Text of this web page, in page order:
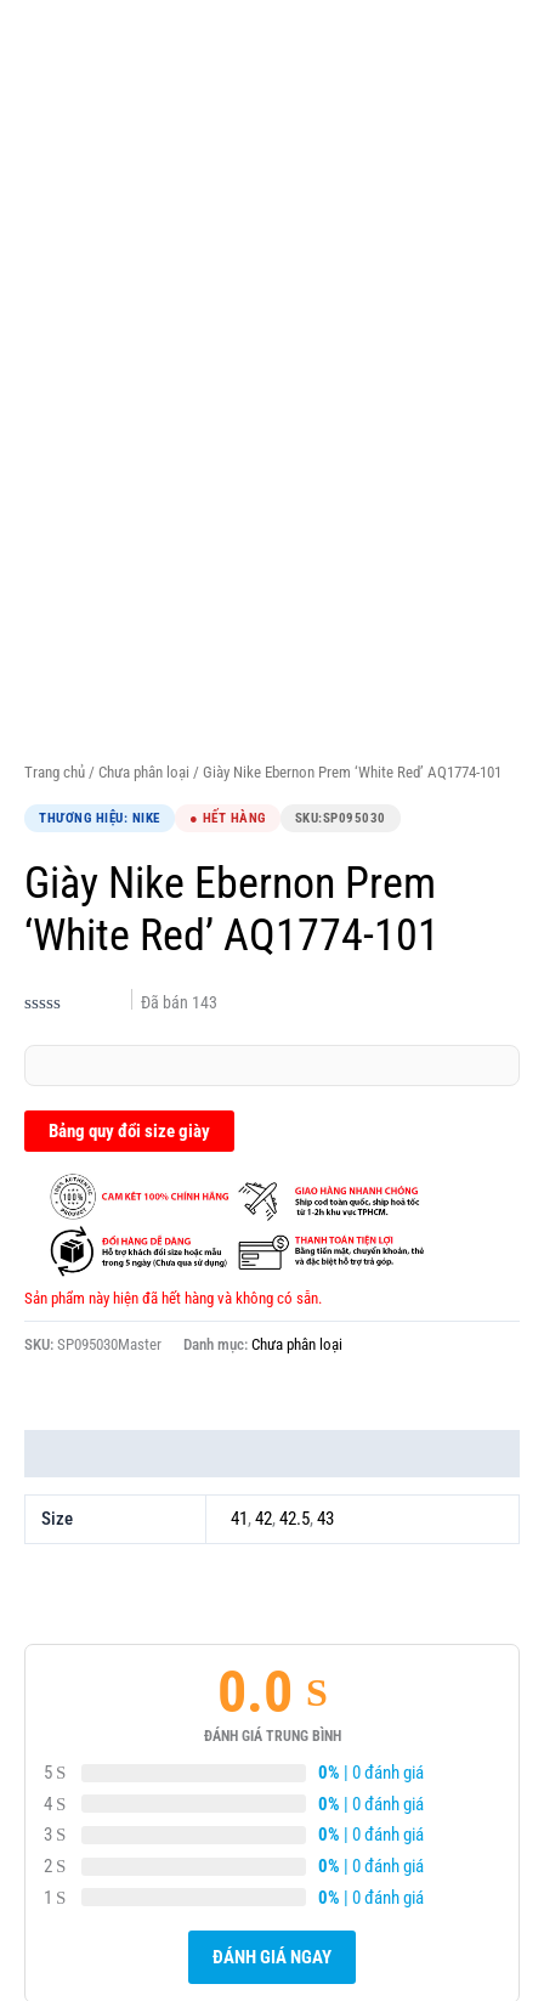
Trang chủ / Chưa phân loại / Giày Nike Ebernon Prem ‘White Red’ AQ1774-101
THƯƠNG HIỆU: NIKE ● HẾT HÀNG SKU:SP095030
Giày Nike Ebernon Prem
‘White Red’ AQ1774-101
xếp
0.0
sao
Đã bán 143
Bảng quy đổi size giày
Sản phẩm này hiện đã hết hàng và không có sẵn.
SKU: SP095030Master Danh mục: Chưa phân loại
Size 41,42,42.5,43
0.0
ĐÁNH GIÁ TRUNG BÌNH
5 0% | 0 đánh giá
4
0% | 0 đánh giá
3
0% | 0 đánh giá
2
0% | 0 đánh giá
1
0% | 0 đánh giá
ĐÁNH GIÁ NGAY